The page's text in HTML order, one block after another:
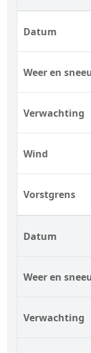
Datum
Weer en
Verwachting
Wind
Vorstgrens
Datum
Weer en
Verwachting